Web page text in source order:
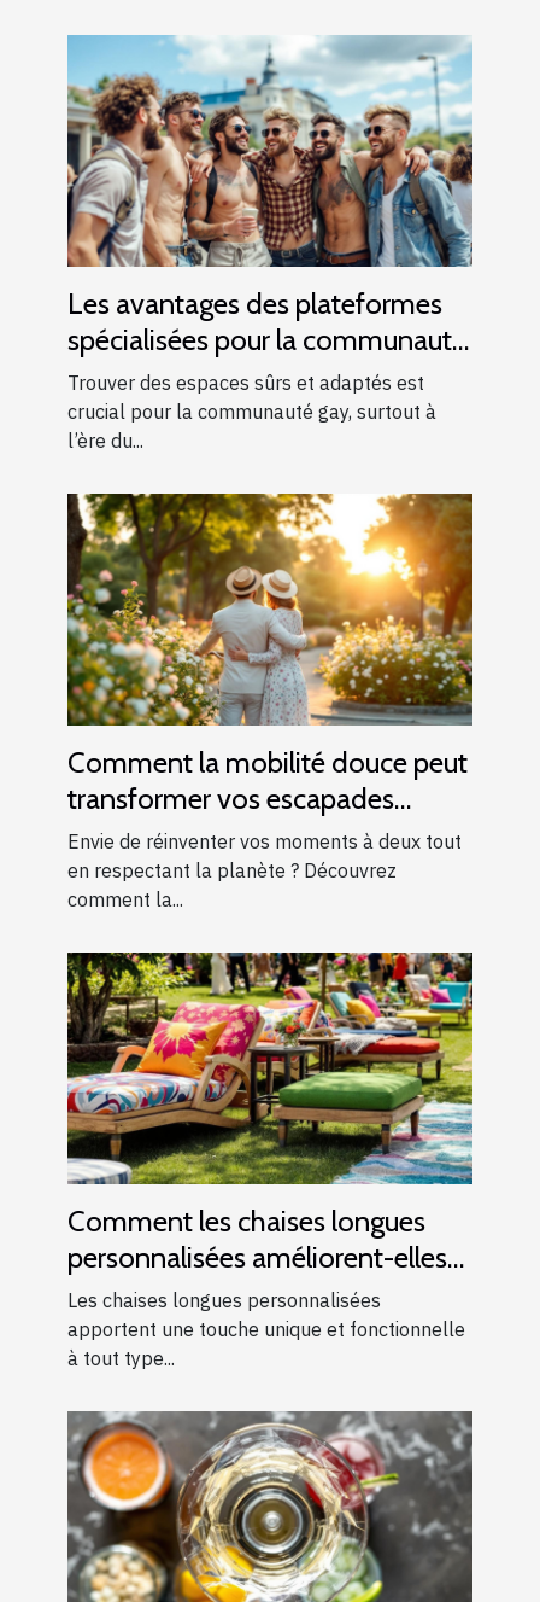
Les avantages des plateformes
spécialisées pour la communauté
gay
Trouver des espaces sûrs et adaptés est
crucial pour la communauté gay, surtout à
l’ère du...
Comment la mobilité douce peut
transformer vos escapades
romantiques ?
Envie de réinventer vos moments à deux tout
en respectant la planète ? Découvrez
comment la...
Comment les chaises longues
personnalisées améliorent-elles
les événements ?
Les chaises longues personnalisées
apportent une touche unique et fonctionnelle
à tout type...